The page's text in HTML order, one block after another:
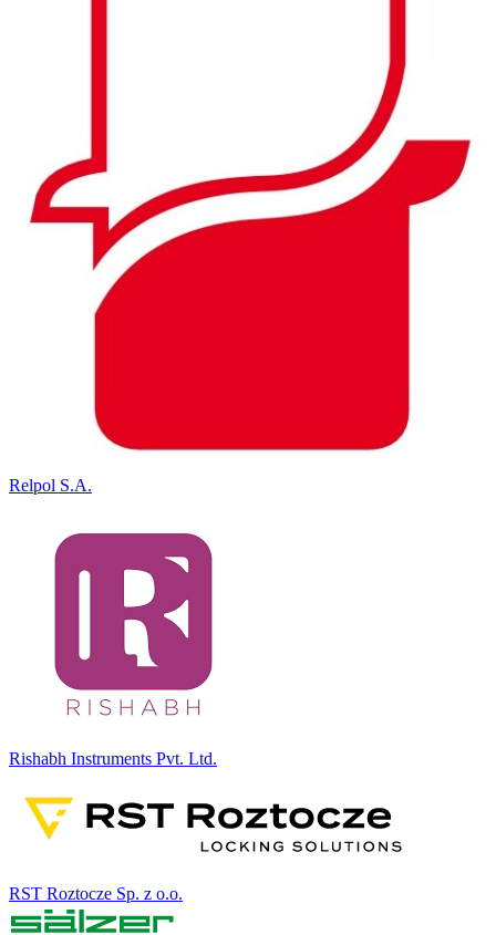
Relpol S.A.
Rishabh Instruments Pvt. Ltd.
RST Roztocze Sp. z o.o.